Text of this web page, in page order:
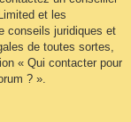
et les
conseils juridiques et
de toutes sortes,
« Qui contacter pour
? ».